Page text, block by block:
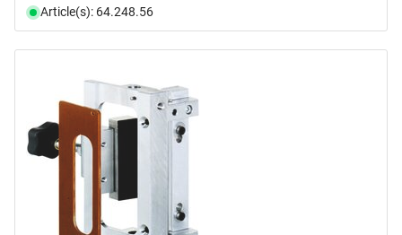
Article(s): 64.248.56